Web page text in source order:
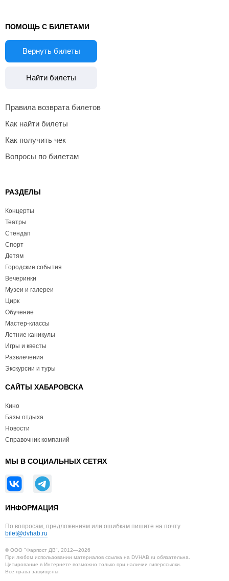
ПОМОЩЬ С БИЛЕТАМИ
Вернуть билеты
Найти билеты
Правила возврата билетов
Как найти билеты
Как получить чек
Вопросы по билетам
РАЗДЕЛЫ
Концерты
Театры
Стендап
Спорт
Детям
Городские события
Вечеринки
Музеи и галереи
Цирк
Обучение
Мастер-классы
Летние каникулы
Игры и квесты
Развлечения
Экскурсии и туры
САЙТЫ ХАБАРОВСКА
Кино
Базы отдыха
Новости
Справочник компаний
МЫ В СОЦИАЛЬНЫХ СЕТЯХ
ИНФОРМАЦИЯ
По вопросам, предложениям или ошибкам пишите на почту
bilet@dvhab.ru
© ООО "Фарпост ДВ", 2012—2026
При любом использовании материалов ссылка на DVHAB.ru обязательна.
Цитирование в Интернете возможно только при наличии гиперссылки.
Все права защищены.